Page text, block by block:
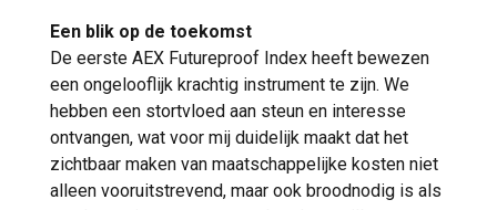
Een blik op de toekomst
De eerste AEX Futureproof Index heeft bewezen
een ongelooflijk krachtig instrument te zijn. We
hebben een stortvloed aan steun en interesse
ontvangen, wat voor mij duidelijk maakt dat het
zichtbaar maken van maatschappelijke kosten niet
alleen vooruitstrevend, maar ook broodnodig is als